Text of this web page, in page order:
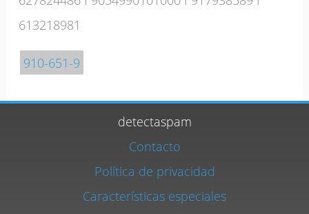
613218981
910-651-9
detectaspam
Contacto
Política de privacidad
Características especiales